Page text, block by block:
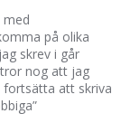
med
på olika
skrev i går
nog att jag
fortsätta att skriva